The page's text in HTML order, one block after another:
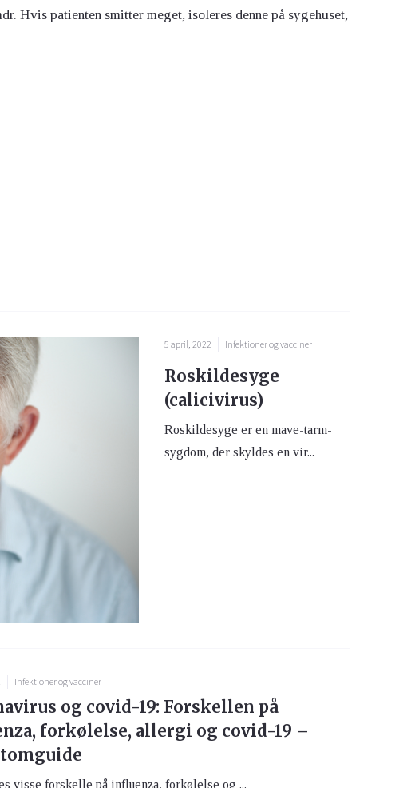
Hvis patienten smitter meget, isoleres denne på sygehuset,
5 april, 2022 Infektioner og vacciner
Roskildesyge
(calicivirus)
Roskildesyge er en mave-tarm-
sygdom, der skyldes en vir...
Infektioner og vacciner
og covid-19: Forskellen på
forkølelse, allergi og covid-19 –
visse forskelle på influenza, forkølelse og ...